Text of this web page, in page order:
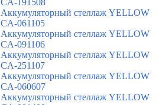
CA-191508
Аккумуляторный стеллаж YELLOW
CA-061105
Аккумуляторный стеллаж YELLOW
CA-091106
Аккумуляторный стеллаж YELLOW
CA-251107
Аккумуляторный стеллаж YELLOW
CA-060607
Аккумуляторный стеллаж YELLOW